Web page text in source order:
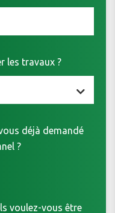
les travaux ?
déjà demandé
?
voulez-vous être